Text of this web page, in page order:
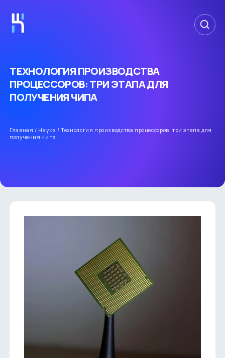
ТЕХНОЛОГИЯ ПРОИЗВОДСТВА
ПРОЦЕССОРОВ: ТРИ ЭТАПА ДЛЯ
ПОЛУЧЕНИЯ ЧИПА
Главная / Наука /Технология производства процессоров: три этапа для
получения чипа